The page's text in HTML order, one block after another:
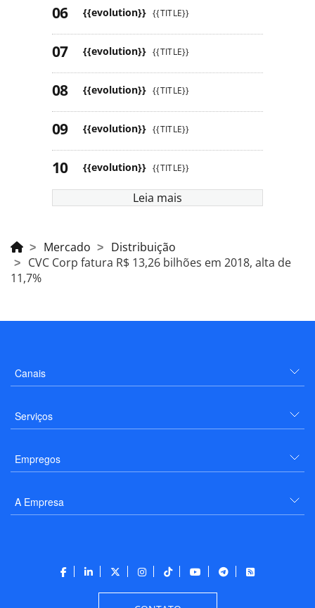
{{evolution}} {{TITLE}}
{{evolution}} {{TITLE}}
{{evolution}} {{TITLE}}
{{evolution}} {{TITLE}}
{{evolution}} {{TITLE}}
Leia mais
Mercado
Distribuição
CVC Corp fatura R$ 13,26 bilhões em 2018, alta de
11,7%
Canais
Serviços
Empregos
A Empresa